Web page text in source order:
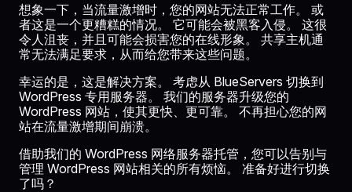
想象一下，当流量激增时，您的网站无法正常工作。 或
者这是一个更糟糕的情况。 它可能会被黑客入侵。 这很
令人沮丧，并且可能会损害您的在线形象。 共享主机通
常无法满足要求，从而给您带来这些问题。
幸运的是，这是解决方案。 考虑从 BlueServers 切换到
WordPress 专用服务器。 我们的服务器升级您的
WordPress 网站，使其更快、更可靠。 不再担心您的网
站在流量激增期间崩溃。
借助我们的 WordPress 网络服务器托管，您可以告别与
管理 WordPress 网站相关的所有烦恼。 准备好进行切换
了吗？